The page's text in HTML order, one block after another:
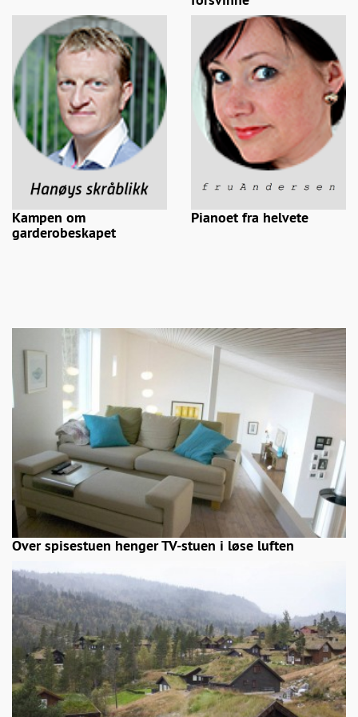
Kampen om
garderobeskapet
Pianoet fra helvete
Over spisestuen henger TV-stuen i løse luften